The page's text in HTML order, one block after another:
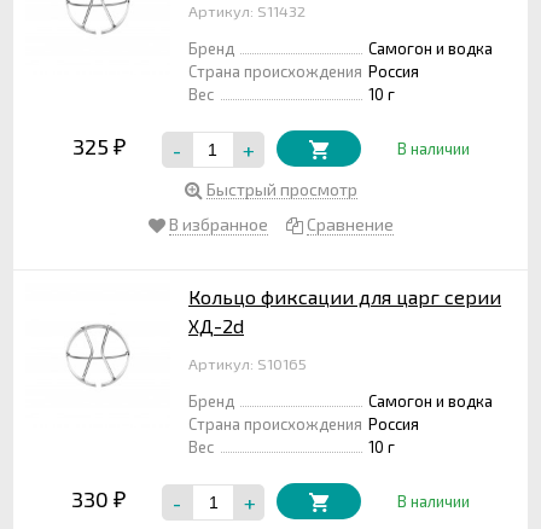
Артикул: S11432
Бренд
Самогон и водка
Страна происхождения Россия
Вес
10 г
325 ₽ - + В наличии
Быстрый просмотр
В избранное
Сравнение
Кольцо фиксации для царг серии
ХД-2d
Артикул: S10165
Бренд
Самогон и водка
Страна происхождения Россия
Вес
10 г
330 ₽ - + В наличии